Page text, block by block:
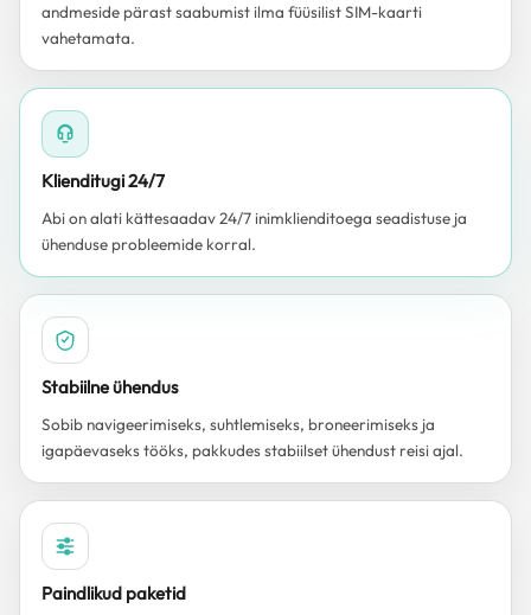
andmeside pärast saabumist ilma füüsilist SIM-kaarti
vahetamata.
Klienditugi 24/7
Abi on alati kättesaadav 24/7 inimklienditoega seadistuse ja
ühenduse probleemide korral.
Stabiilne ühendus
Sobib navigeerimiseks, suhtlemiseks, broneerimiseks ja
igapäevaseks tööks, pakkudes stabiilset ühendust reisi ajal.
Paindlikud paketid